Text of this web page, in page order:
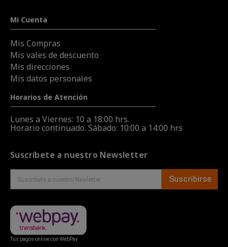
Mi Cuenta
Mis Compras
Mis vales de descuento
Mis direcciones
Mis datos personales
Horarios de Atención
Lunes a Viernes: 10 a 18:00 hrs.
Horario continuado. Sábado: 10:00 a 14:00 hrs
Suscríbete a nuestro Newsletter
Suscribirse
Tus pagos online con WebPay